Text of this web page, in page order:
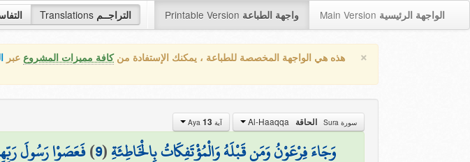
Translations التراجــم Printable Version واجهة الطباعة Main Version الواجهة الرئيسية
× هذه هي الواجهة المخصصة للطباعة ، يمكنك الإستفادة منكافة مميزات المشروع عبر
سورة Sura الحاقة آية Aya 13
وَجَاءَ فِرْعَوْنُ وَمَن قَبْلَهُ وَالْمُؤْتَفِكَاتُ بِالْخَاطِئَةِ(
9
)فَعَصَوْا رَسُولَ